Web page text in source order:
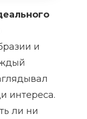
и
интереса.
ли ни